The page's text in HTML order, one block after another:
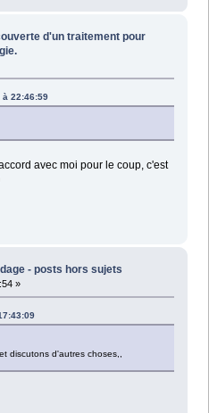
d'un traitement pour
à 22:46:59
avec moi pour le coup, c'est
- posts hors sujets
»
d'autres choses,,